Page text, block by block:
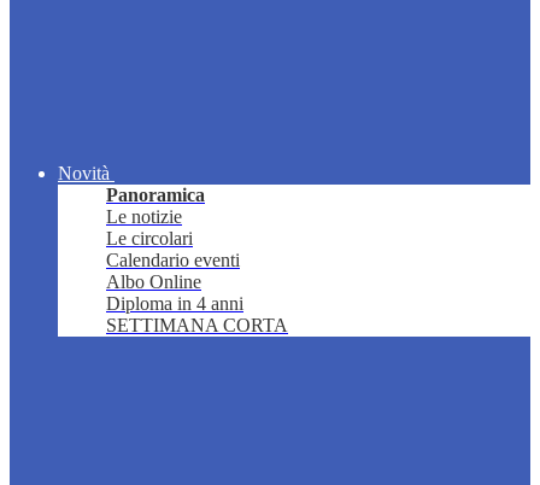
Novità
Panoramica
Le notizie
Le circolari
Calendario eventi
Albo Online
Diploma in 4 anni
SETTIMANA CORTA